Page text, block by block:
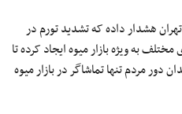
هشدار داده که تشدید تورم در
به ویژه بازار میوه ایجاد کرده تا
دور مردم تنها تماشاگر در بازار میوه